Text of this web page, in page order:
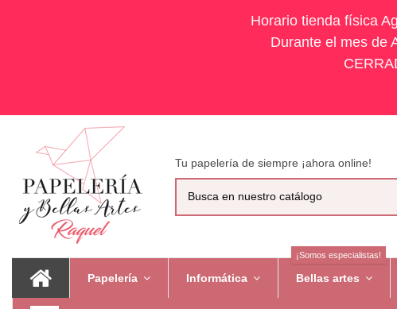
Horario tienda física
Durante el mes de
Tu papelería de siempre ¡ahora online!
Papelería Informática Bellas artes
¡Somos especialistas!